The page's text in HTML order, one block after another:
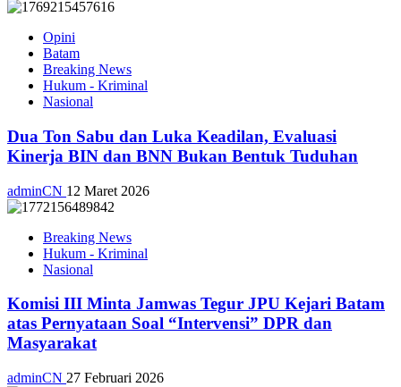
Opini
Batam
Breaking News
Hukum - Kriminal
Nasional
Dua Ton Sabu dan Luka Keadilan, Evaluasi
Kinerja BIN dan BNN Bukan Bentuk Tuduhan
adminCN 12 Maret 2026
Breaking News
Hukum - Kriminal
Nasional
Komisi III Minta Jamwas Tegur JPU Kejari Batam
atas Pernyataan Soal “Intervensi” DPR dan
Masyarakat
adminCN 27 Februari 2026